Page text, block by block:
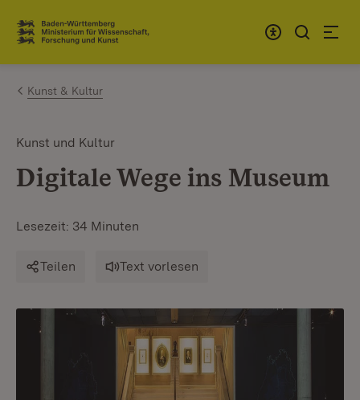
Zum Inhalt springen
Link zur Startseite
Kunst & Kultur
Kunst und Kultur
Digitale Wege ins Museum
Lesezeit: 34 Minuten
Teilen Text vorlesen